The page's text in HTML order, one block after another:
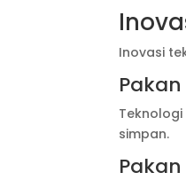
Inovasi
simpan.